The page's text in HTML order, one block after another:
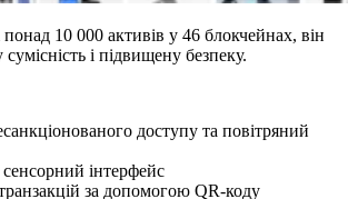
10 000 активів у 46 блокчейнах, він
і підвищену безпеку.
доступу та повітряний
інтерфейс
за допомогою QR-коду